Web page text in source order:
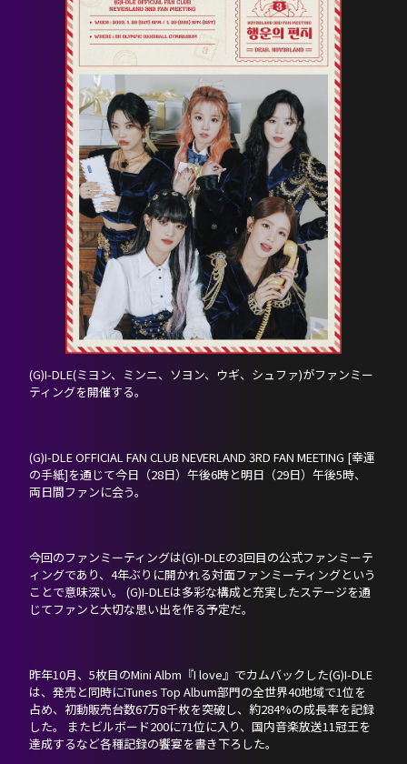
(G)I-DLE(ミヨン、ミンニ、ソヨン、ウギ、シュファ)がファンミー
ティングを開催する。
(G)I-DLE OFFICIAL FAN CLUB NEVERLAND 3RD FAN MEETING [幸運
の手紙]を通じて今日（28日）午後6時と明日（29日）午後5時、
両日間ファンに会う。
今回のファンミーティングは(G)I-DLEの3回目の公式ファンミーテ
ィングであり、4年ぶりに開かれる対面ファンミーティングという
ことで意味深い。 (G)I-DLEは多彩な構成と充実したステージを通
じてファンと大切な思い出を作る予定だ。
昨年10月、5枚目のMini Albm『I love』でカムバックした(G)I-DLE
は、発売と同時にiTunes Top Album部門の全世界40地域で1位を
占め、初動販売台数67万8千枚を突破し、約284%の成長率を記録
した。 またビルボード200に71位に入り、国内音楽放送11冠王を
達成するなど各種記録の饗宴を書き下ろした。
HOME
NEWS
PROFILE
SCHEDULE
DISCOGRAPHY